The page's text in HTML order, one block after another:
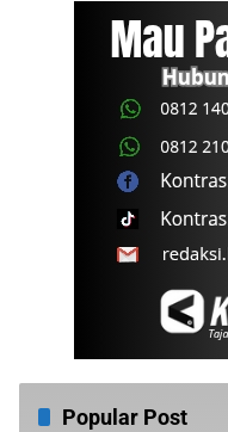
Popular Post